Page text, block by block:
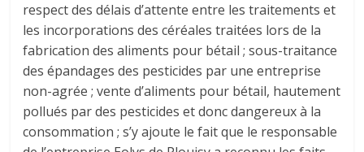
respect des délais d’attente entre les traitements et
les incorporations des céréales traitées lors de la
fabrication des aliments pour bétail ; sous-traitance
des épandages des pesticides par une entreprise
non-agrée ; vente d’aliments pour bétail, hautement
pollués par des pesticides et donc dangereux à la
consommation ; s’y ajoute le fait que le responsable